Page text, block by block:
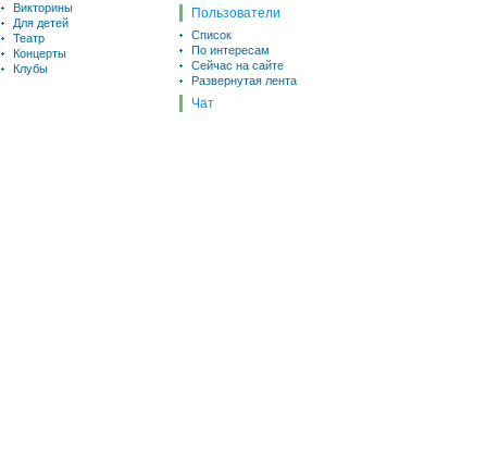
Викторины
Для детей
Театр
Концерты
Клубы
Пользователи
Список
По интересам
Сейчас на сайте
Развернутая лента
Чат